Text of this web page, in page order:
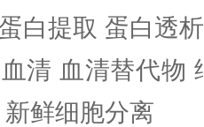
白提取 蛋白透
血清 血清替代物
鲜细胞分离